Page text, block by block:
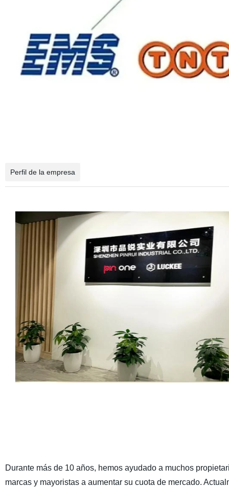
Perfil de la empresa
Durante más de 10 años, hemos ayudado a muchos
marcas y mayoristas a aumentar su cuota de mercado.